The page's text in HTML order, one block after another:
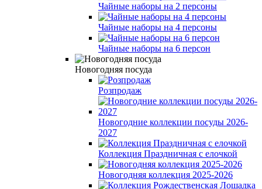
Чайные наборы на 2 персоны
Чайные наборы на 4 персоны
Чайные наборы на 6 персон
Новогодняя посуда
Розпродаж
Новогодние коллекции посуды 2026-
2027
Коллекция Праздничная с елочкой
Новогодняя коллекция 2025-2026